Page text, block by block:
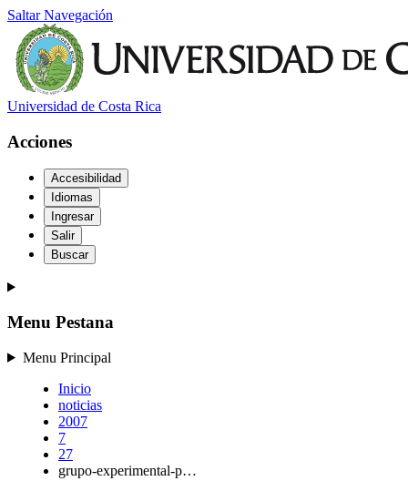
Saltar Navegación
Universidad de Costa Rica
Acciones
Accesibilidad
Idiomas
Ingresar
Salir
Buscar
Menu Pestana
Menu Principal
Inicio
noticias
2007
7
27
grupo-experimental-p…